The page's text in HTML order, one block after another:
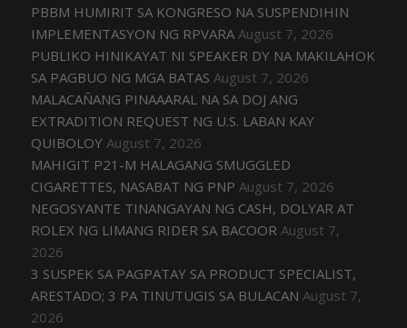
PBBM HUMIRIT SA KONGRESO NA SUSPENDIHIN
IMPLEMENTASYON NG RPVARA August 7, 2026
PUBLIKO HINIKAYAT NI SPEAKER DY NA MAKILAHOK
SA PAGBUO NG MGA BATAS August 7, 2026
MALACAÑANG PINAAARAL NA SA DOJ ANG
EXTRADITION REQUEST NG U.S. LABAN KAY
QUIBOLOY August 7, 2026
MAHIGIT P21-M HALAGANG SMUGGLED
CIGARETTES, NASABAT NG PNP August 7, 2026
NEGOSYANTE TINANGAYAN NG CASH, DOLYAR AT
ROLEX NG LIMANG RIDER SA BACOOR August 7,
2026
3 SUSPEK SA PAGPATAY SA PRODUCT SPECIALIST,
ARESTADO; 3 PA TINUTUGIS SA BULACAN August 7,
2026